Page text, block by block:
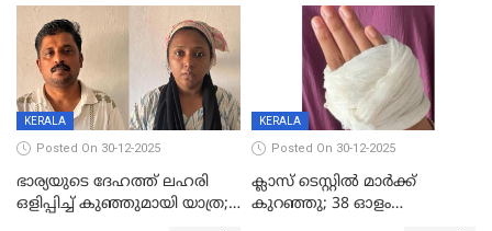
മരിച്ചു
KERALA
Posted On 30-12-2025
ഭാര്യയുടെ ദേഹത്ത് ലഹരി
ഒളിപ്പിച്ച് കുഞ്ഞുമായി യാത്ര;
KERALA
Posted On 30-12-2025
ക്ലാസ് ടെസ്റ്റിൽ മാർക്ക്
കുറഞ്ഞു; 38 ഓളം